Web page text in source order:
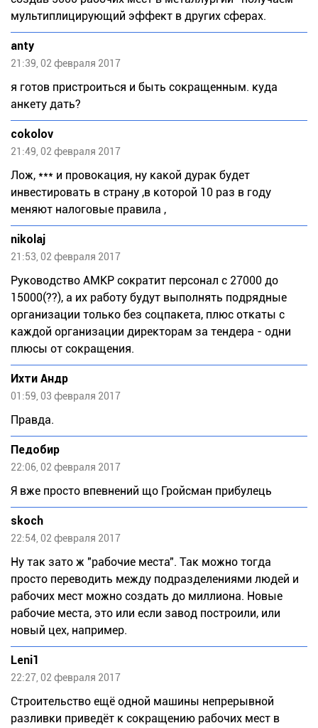
мультиплицирующий эффект в других сферах.
anty
21:39, 02 февраля 2017
я готов пристроиться и быть сокращенным. куда
анкету дать?
cokolov
21:49, 02 февраля 2017
Лож, *** и провокация, ну какой дурак будет
инвестировать в страну ,в которой 10 раз в году
меняют налоговые правила ,
nikolaj
21:53, 02 февраля 2017
Руководство АМКР сократит персонал с 27000 до
15000(??), а их работу будут выполнять подрядные
организации только без соцпакета, плюс откаты с
каждой организации директорам за тендера - одни
плюсы от сокращения.
Ихти Андр
01:59, 03 февраля 2017
Правда.
Педобир
22:06, 02 февраля 2017
Я вже просто впевнений що Гройсман прибулець
skoch
22:54, 02 февраля 2017
Ну так зато ж "рабочие места". Так можно тогда
просто переводить между подразделениями людей и
рабочих мест можно создать до миллиона. Новые
рабочие места, это или если завод построили, или
новый цех, например.
Leni1
22:27, 02 февраля 2017
Строительство ещё одной машины непрерывной
разливки приведёт к сокращению рабочих мест в